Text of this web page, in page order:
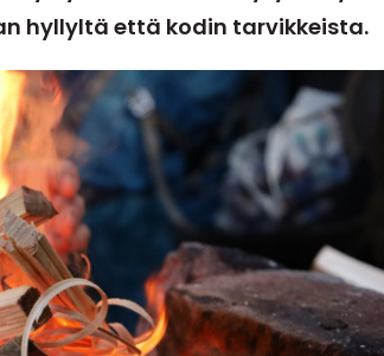
hyllyltä että kodin tarvikkeista.